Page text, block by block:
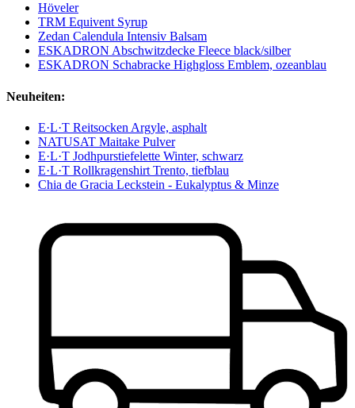
Höveler
TRM Equivent Syrup
Zedan Calendula Intensiv Balsam
ESKADRON Abschwitzdecke Fleece black/silber
ESKADRON Schabracke Highgloss Emblem, ozeanblau
Neuheiten:
E·L·T Reitsocken Argyle, asphalt
NATUSAT Maitake Pulver
E·L·T Jodhpurstiefelette Winter, schwarz
E·L·T Rollkragenshirt Trento, tiefblau
Chia de Gracia Leckstein - Eukalyptus & Minze